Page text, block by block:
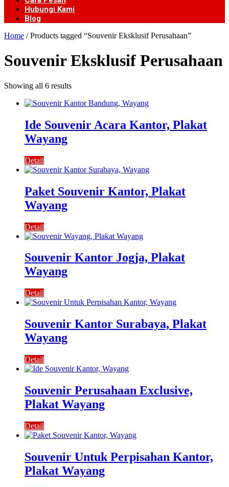
Hubungi Kami
Blog
Home / Products tagged “Souvenir Eksklusif Perusahaan”
Souvenir Eksklusif Perusahaan
Showing all 6 results
Ide Souvenir Acara Kantor, Plakat
Wayang
Detail
Paket Souvenir Kantor, Plakat
Wayang
Detail
Souvenir Kantor Jogja, Plakat
Wayang
Detail
Souvenir Kantor Surabaya, Plakat
Wayang
Detail
Souvenir Perusahaan Exclusive,
Plakat Wayang
Detail
Souvenir Untuk Perpisahan Kantor,
Plakat Wayang